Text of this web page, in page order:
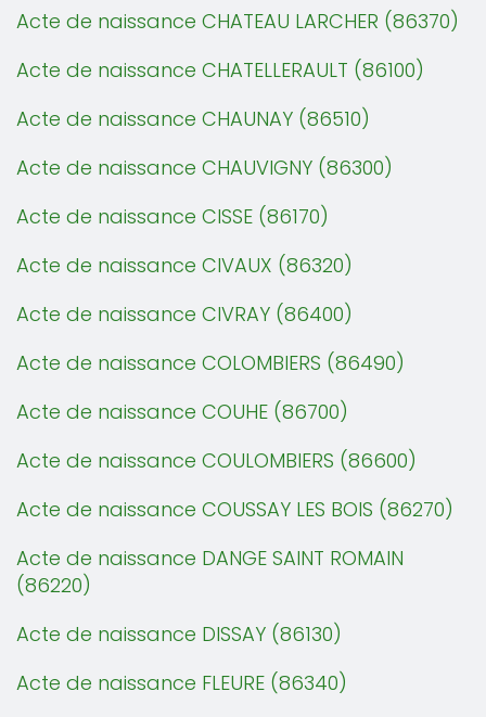
Acte de naissance CHATEAU LARCHER (86370)
Acte de naissance CHATELLERAULT (86100)
Acte de naissance CHAUNAY (86510)
Acte de naissance CHAUVIGNY (86300)
Acte de naissance CISSE (86170)
Acte de naissance CIVAUX (86320)
Acte de naissance CIVRAY (86400)
Acte de naissance COLOMBIERS (86490)
Acte de naissance COUHE (86700)
Acte de naissance COULOMBIERS (86600)
Acte de naissance COUSSAY LES BOIS (86270)
Acte de naissance DANGE SAINT ROMAIN
(86220)
Acte de naissance DISSAY (86130)
Acte de naissance FLEURE (86340)